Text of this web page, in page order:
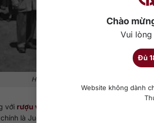
Chào
Vui
Đủ
Website không dành
Hành trình đưa vang Mỹ vươn tầm quốc
với rượu vang
là Judgment of Paris năm 1976. Trong